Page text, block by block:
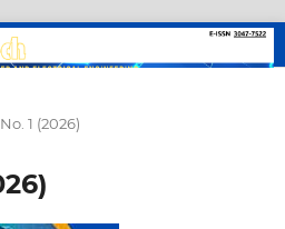
1 (2026)